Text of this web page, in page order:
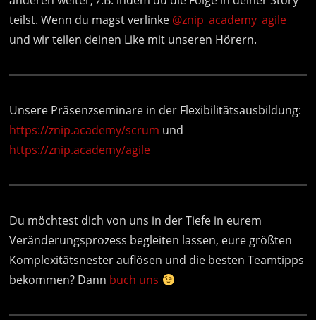
teilst. Wenn du magst verlinke @znip_academy_agile
und wir teilen deinen Like mit unseren Hörern.
Unsere Präsenzseminare in der Flexibilitätsausbildung:
https://znip.academy/scrum und
https://znip.academy/agile
Du möchtest dich von uns in der Tiefe in eurem
Veränderungsprozess begleiten lassen, eure größten
Komplexitätsnester auflösen und die besten Teamtipps
bekommen? Dann buch uns